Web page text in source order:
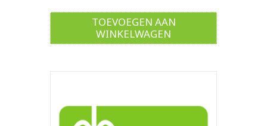
TOEVOEGEN AAN
WINKELWAGEN